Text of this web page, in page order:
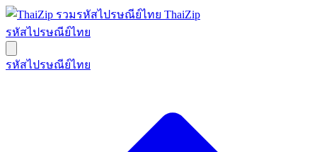
ThaiZip
รหัสไปรษณีย์ไทย
รหัสไปรษณีย์ไทย